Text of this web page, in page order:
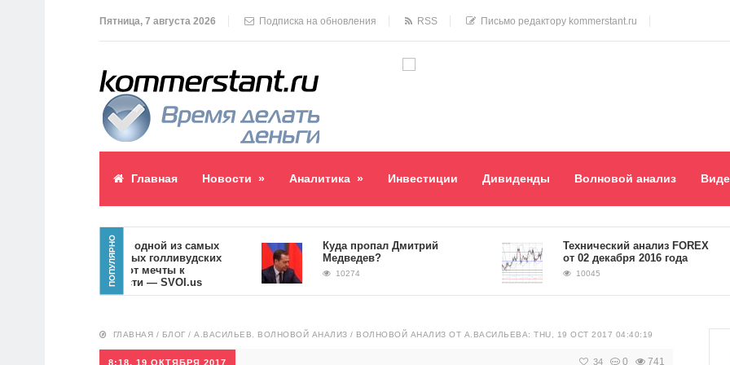
Пятница, 7 августа 2026 Подписка на обновления RSS Письмо редактору kommerstant.ru
Главная Новости » Аналитика » Инвестиции Дивиденды Волновой анализ
ПОПУЛЯРНО
Как стать одной из самых
знаменитых голливудских
швей — от мечты к
реальности — SVOI.us
Куда пропал Дмитрий
Медведев?
10274
​Технический анализ FOREX
от 02 декабря 2016 года
10045
ГЛАВНАЯ / БЛОГ / А.ВАСИЛЬЕВ. ВОЛНОВОЙ АНАЛИЗ / ВОЛНОВОЙ АНАЛИЗ ОТ А.ВАСИЛЬЕВА: THU, 19 OCT 2017 04:40:19
8:18, 19 ОКТЯБРЯ 2017 34 0 741